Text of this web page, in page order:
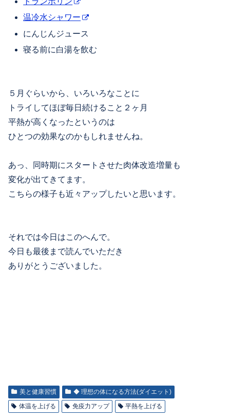
温冷水シャワー
にんじんジュース
寝る前に白湯を飲む
５月ぐらいから、いろいろなことに
トライしてほぼ毎日続けること２ヶ月
平熱が高くなったというのは
ひとつの効果なのかもしれませんね。
あっ、同時期にスタートさせた肉体改造増量も
変化が出てきてます。
こちらの様子も近々アップしたいと思います。
それでは今日はこのへんで。
今日も最後まで読んでいただき
ありがとうございました。
美と健康習慣
◆ 理想の体になる方法(ダイエット)
体温を上げる
免疫力アップ 平熱を上げる